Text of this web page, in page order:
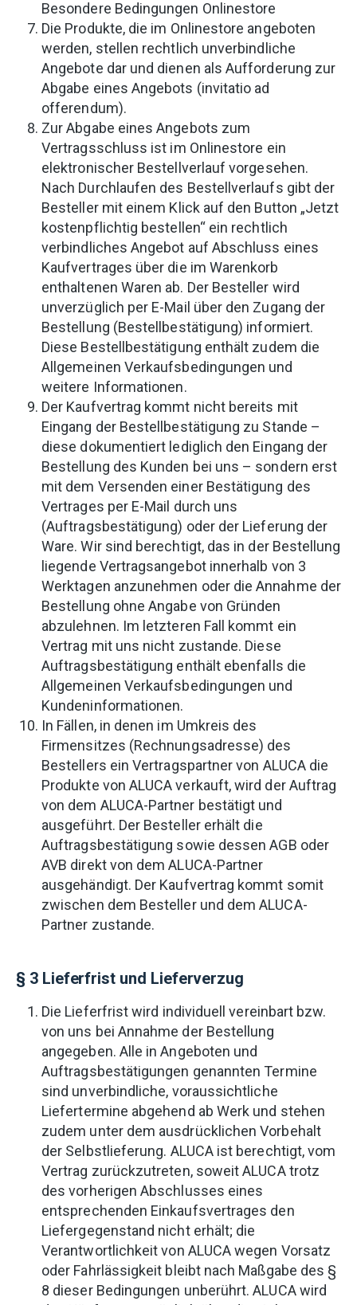
Besondere Bedingungen Onlinestore
Die Produkte, die im Onlinestore angeboten
werden, stellen rechtlich unverbindliche
Angebote dar und dienen als Aufforderung zur
Abgabe eines Angebots (invitatio ad
offerendum).
Zur Abgabe eines Angebots zum
Vertragsschluss ist im Onlinestore ein
elektronischer Bestellverlauf vorgesehen.
Nach Durchlaufen des Bestellverlaufs gibt der
Besteller mit einem Klick auf den Button „Jetzt
kostenpflichtig bestellen“ ein rechtlich
verbindliches Angebot auf Abschluss eines
Kaufvertrages über die im Warenkorb
enthaltenen Waren ab. Der Besteller wird
unverzüglich per E-Mail über den Zugang der
Bestellung (Bestellbestätigung) informiert.
Diese Bestellbestätigung enthält zudem die
Allgemeinen Verkaufsbedingungen und
weitere Informationen.
Der Kaufvertrag kommt nicht bereits mit
Eingang der Bestellbestätigung zu Stande –
diese dokumentiert lediglich den Eingang der
Bestellung des Kunden bei uns – sondern erst
mit dem Versenden einer Bestätigung des
Vertrages per E-Mail durch uns
(Auftragsbestätigung) oder der Lieferung der
Ware. Wir sind berechtigt, das in der Bestellung
liegende Vertragsangebot innerhalb von 3
Werktagen anzunehmen oder die Annahme der
Bestellung ohne Angabe von Gründen
abzulehnen. Im letzteren Fall kommt ein
Vertrag mit uns nicht zustande. Diese
Auftragsbestätigung enthält ebenfalls die
Allgemeinen Verkaufsbedingungen und
Kundeninformationen.
In Fällen, in denen im Umkreis des
Firmensitzes (Rechnungsadresse) des
Bestellers ein Vertragspartner von ALUCA die
Produkte von ALUCA verkauft, wird der Auftrag
von dem ALUCA-Partner bestätigt und
ausgeführt. Der Besteller erhält die
Auftragsbestätigung sowie dessen AGB oder
AVB direkt von dem ALUCA-Partner
ausgehändigt. Der Kaufvertrag kommt somit
zwischen dem Besteller und dem ALUCA-
Partner zustande.
§ 3 Lieferfrist und Lieferverzug
Die Lieferfrist wird individuell vereinbart bzw.
von uns bei Annahme der Bestellung
angegeben. Alle in Angeboten und
Auftragsbestätigungen genannten Termine
sind unverbindliche, voraussichtliche
Liefertermine abgehend ab Werk und stehen
zudem unter dem ausdrücklichen Vorbehalt
der Selbstlieferung. ALUCA ist berechtigt, vom
Vertrag zurückzutreten, soweit ALUCA trotz
des vorherigen Abschlusses eines
entsprechenden Einkaufsvertrages den
Liefergegenstand nicht erhält; die
Verantwortlichkeit von ALUCA wegen Vorsatz
oder Fahrlässigkeit bleibt nach Maßgabe des §
8 dieser Bedingungen unberührt. ALUCA wird